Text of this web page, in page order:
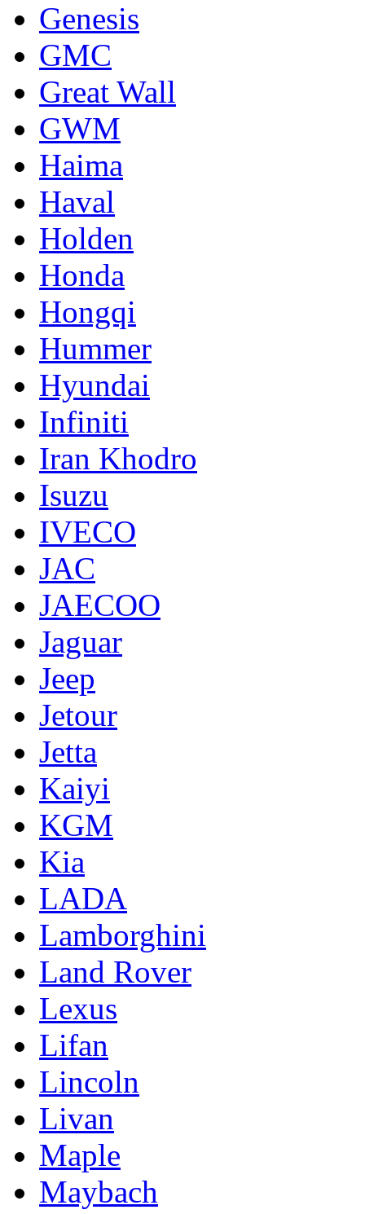
Genesis
GMC
Great Wall
GWM
Haima
Haval
Holden
Honda
Hongqi
Hummer
Hyundai
Infiniti
Iran Khodro
Isuzu
IVECO
JAC
JAECOO
Jaguar
Jeep
Jetour
Jetta
Kaiyi
KGM
Kia
LADA
Lamborghini
Land Rover
Lexus
Lifan
Lincoln
Livan
Maple
Maybach